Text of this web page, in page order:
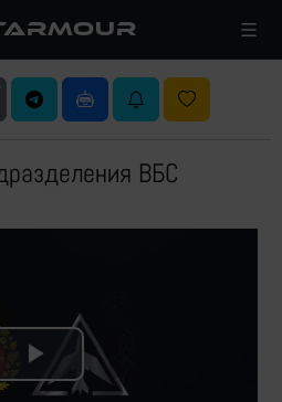
ВБС
Play